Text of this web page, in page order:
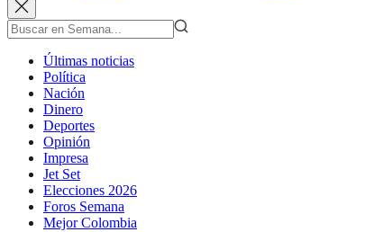
Últimas noticias
Política
Nación
Dinero
Deportes
Opinión
Impresa
Jet Set
Elecciones 2026
Foros Semana
Mejor Colombia